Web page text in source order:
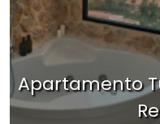
Apartamento